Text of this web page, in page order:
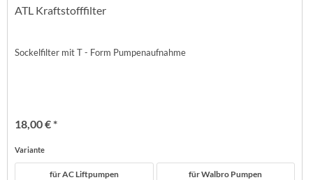
ATL Kraftstofffilter
Sockelfilter mit T - Form Pumpenaufnahme
18,00 € *
Variante
für AC Liftpumpen für Walbro Pumpen